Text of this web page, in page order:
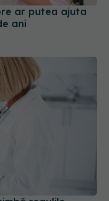
ar putea ajuta
ani